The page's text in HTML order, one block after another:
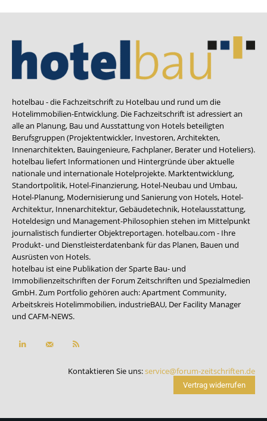
hotelbau - die Fachzeitschrift zu Hotelbau und rund um die
Hotelimmobilien-Entwicklung. Die Fachzeitschrift ist adressiert an
alle an Planung, Bau und Ausstattung von Hotels beteiligten
Berufsgruppen (Projektentwickler, Investoren, Architekten,
Innenarchitekten, Bauingenieure, Fachplaner, Berater und Hoteliers).
hotelbau liefert Informationen und Hintergründe über aktuelle
nationale und internationale Hotelprojekte. Marktentwicklung,
Standortpolitik, Hotel-Finanzierung, Hotel-Neubau und Umbau,
Hotel-Planung, Modernisierung und Sanierung von Hotels, Hotel-
Architektur, Innenarchitektur, Gebäudetechnik, Hotelausstattung,
Hoteldesign und Management-Philosophien stehen im Mittelpunkt
journalistisch fundierter Objektreportagen. hotelbau.com - Ihre
Produkt- und Dienstleisterdatenbank für das Planen, Bauen und
Ausrüsten von Hotels.
hotelbau ist eine Publikation der Sparte Bau- und
Immobilienzeitschriften der Forum Zeitschriften und Spezialmedien
GmbH. Zum Portfolio gehören auch:Apartment Community,
Arbeitskreis Hotelimmobilien, industrieBAU, Der Facility Manager
und CAFM-NEWS.
Kontaktieren Sie uns:service@forum-zeitschriften.de
Vertrag widerrufen